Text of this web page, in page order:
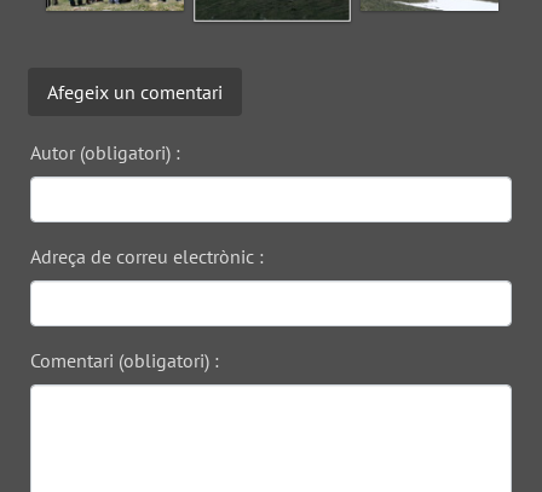
Afegeix un comentari
Autor (obligatori) :
Adreça de correu electrònic :
Comentari (obligatori) :